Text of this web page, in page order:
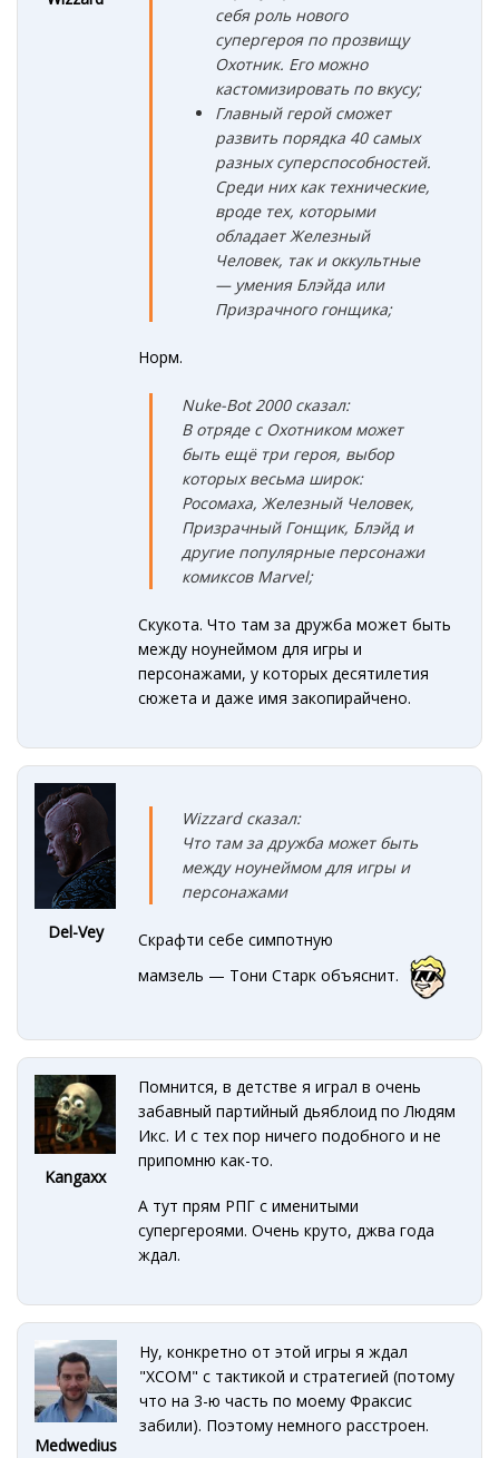
себя роль нового
супергероя по прозвищу
Охотник. Его можно
кастомизировать по вкусу;
Главный герой сможет
развить порядка 40 самых
разных суперспособностей.
Среди них как технические,
вроде тех, которыми
обладает Железный
Человек, так и оккультные
— умения Блэйда или
Призрачного гонщика;
Норм.
Nuke-Bot 2000 сказал:
В отряде с Охотником может
быть ещё три героя, выбор
которых весьма широк:
Росомаха, Железный Человек,
Призрачный Гонщик, Блэйд и
другие популярные персонажи
комиксов Marvel;
Скукота. Что там за дружба может быть
между ноунеймом для игры и
персонажами, у которых десятилетия
сюжета и даже имя закопирайчено.
Del-Vey
Wizzard сказал:
Что там за дружба может быть
между ноунеймом для игры и
персонажами
Скрафти себе симпотную
мамзель — Тони Старк объяснит.
Kangaxx
Помнится, в детстве я играл в очень
забавный партийный дьяблоид по Людям
Икс. И с тех пор ничего подобного и не
припомню как-то.
А тут прям РПГ с именитыми
супергероями. Очень круто, джва года
ждал.
Medwedius
Ну, конкретно от этой игры я ждал
"XCOM" с тактикой и стратегией (потому
что на 3-ю часть по моему Фраксис
забили). Поэтому немного расстроен.